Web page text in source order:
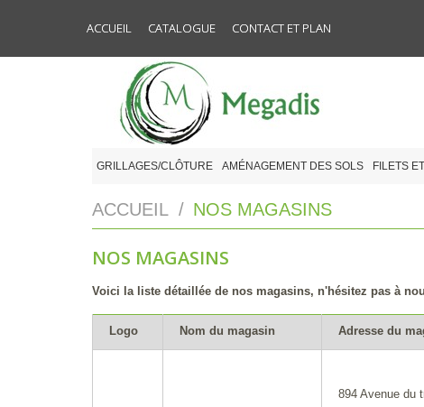
ACCUEIL CATALOGUE CONTACT ET PLAN
GRILLAGES/CLÔTURE AMÉNAGEMENT DES SOLS FILETS
ACCUEIL / NOS MAGASINS
NOS MAGASINS
Voici la liste détaillée de nos magasins, n'hésitez pas à
Logo Nom du magasin Adresse du
894 Avenue du